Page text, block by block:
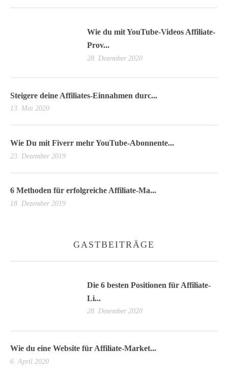
Wie du mit YouTube-Videos Affiliate-
Prov...
28. Dezember 2020
Steigere deine Affiliates-Einnahmen durc...
13. Mai 2020
Wie Du mit Fiverr mehr YouTube-Abonnente...
23. Dezember 2019
6 Methoden für erfolgreiche Affiliate-Ma...
18. Dezember 2019
GASTBEITRÄGE
Die 6 besten Positionen für Affiliate-
Li...
28. Dezember 2020
Wie du eine Website für Affiliate-Market...
6. April 2020